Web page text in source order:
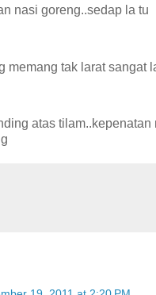
nasi goreng..sedap la tu
memang tak larat sangat
atas tilam..kepenatan